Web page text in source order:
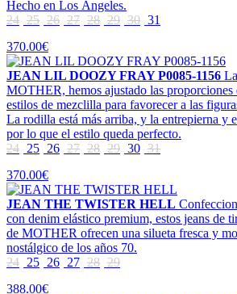
Hecho en Los Ángeles.
24 25 26 27 28 29 30 31
370.00€
JEAN LIL DOOZY FRAY P0085-1156
MOTHER, hemos ajustado las proporciones
estilos de mezclilla para favorecer a las
La rodilla está más arriba, y la entrepierna y
por lo que el estilo queda perfecto.
24 25 26 27 28 29 30 31
370.00€
JEAN THE TWISTER HELL
con denim elástico premium, estos jeans de
de MOTHER ofrecen una silueta fresca y
nostálgico de los años 70.
24 25 26 27 28 29
388.00€